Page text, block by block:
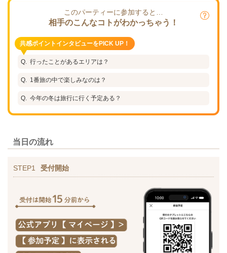
このパーティーに参加すると…
相手のこんなコトがわかっちゃう！
共感ポイントインタビューをPICK UP！
行ったことがあるエリアは？
1番旅の中で楽しみなのは？
今年の冬は旅行に行く予定ある？
当日の流れ
STEP1 受付開始